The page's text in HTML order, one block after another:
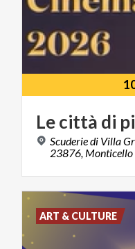
Lecittà di
Scuderie di Villa
23876, Monticello
ART & CULTURE